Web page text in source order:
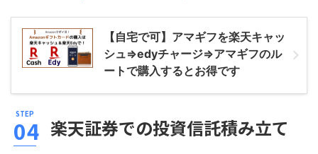
【自宅で可】アマギフを楽天キャッ
シュ⇒edyチャージ⇒アマギフのル
ートで購入するとお得です
楽天証券での投資信託積み立て